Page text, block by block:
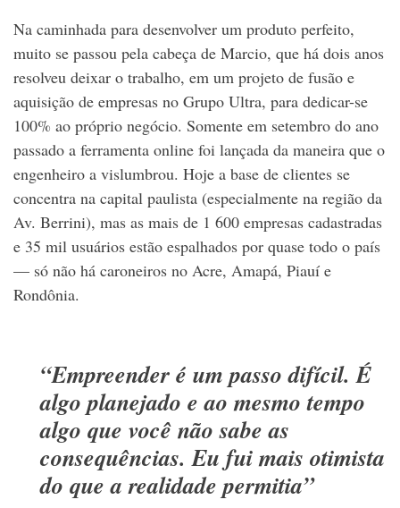
Na caminhada para desenvolver um produto perfeito,
muito se passou pela cabeça de Marcio, que há dois anos
resolveu deixar o trabalho, em um projeto de fusão e
aquisição de empresas no Grupo Ultra, para dedicar-se
100% ao próprio negócio. Somente em setembro do ano
passado a ferramenta online foi lançada da maneira que o
engenheiro a vislumbrou. Hoje a base de clientes se
concentra na capital paulista (especialmente na região da
Av. Berrini), mas as mais de 1 600 empresas cadastradas
e 35 mil usuários estão espalhados por quase todo o país
— só não há caroneiros no Acre, Amapá, Piauí e
Rondônia.
“Empreender é um passo difícil. É
algo planejado e ao mesmo tempo
algo que você não sabe as
consequências. Eu fui mais otimista
do que a realidade permitia”